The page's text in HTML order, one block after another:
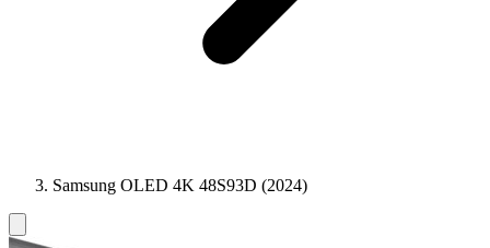
Samsung OLED 4K 48S93D (2024)